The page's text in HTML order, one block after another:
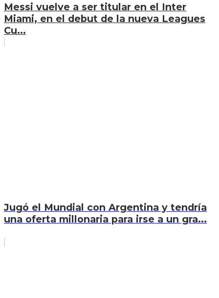
Messi vuelve a ser titular en el Inter
Miami, en el debut de la nueva Leagues
Cu...
Jugó el Mundial con Argentina y tendría
una oferta millonaria para irse a un gra...